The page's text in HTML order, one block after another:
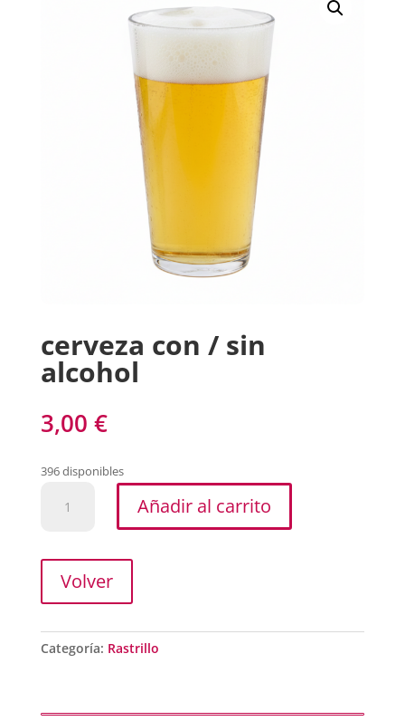
cerveza con / sin
alcohol
3,00 €
396 disponibles
alcohol
Añadir al carrito
Volver
Categoría: Rastrillo